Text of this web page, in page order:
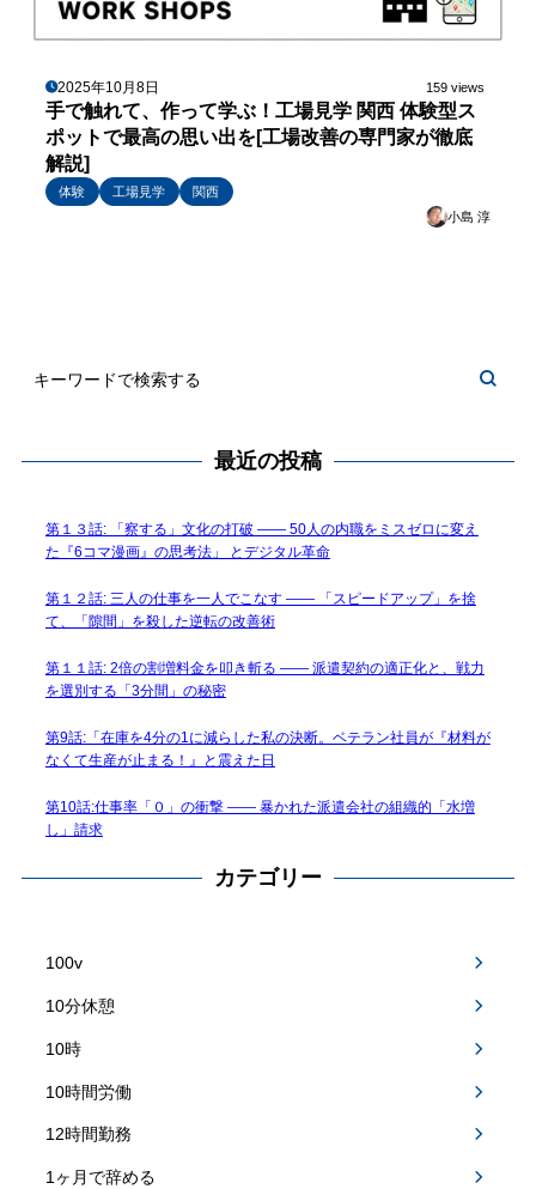
2025年10月8日 159 views
手で触れて、作って学ぶ！工場見学 関西 体験型ス
ポットで最高の思い出を[工場改善の専門家が徹底
解説]
体験 工場見学
関西
小島 淳
最近の投稿
第１３話: 「察する」文化の打破 —— 50人の内職をミスゼロに変え
た『6コマ漫画』の思考法」 とデジタル革命
第１２話: 三人の仕事を一人でこなす —— 「スピードアップ」を捨
て、「隙間」を殺した逆転の改善術
第１１話: 2倍の割増料金を叩き斬る —— 派遣契約の適正化と、戦力
を選別する「3分間」の秘密
第9話:「在庫を4分の1に減らした私の決断。ベテラン社員が『材料が
なくて生産が止まる！』と震えた日
第10話:仕事率「０」の衝撃 —— 暴かれた派遣会社の組織的「水増
し」請求
カテゴリー
100v
10分休憩
10時
10時間労働
12時間勤務
1ヶ月で辞める